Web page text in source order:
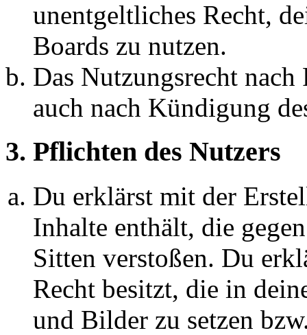
unentgeltliches Recht,
Boards zu nutzen.
Das Nutzungsrecht
auch nach Kündigung
3. Pflichten des Nutzers
Du erklärst mit der
Inhalte enthält, die
Sitten verstoßen. Du
Recht besitzt, die in
und Bilder zu setzen